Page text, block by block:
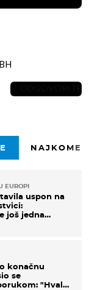
EUROPI
uspon na
još jedna
konačnu
se
"Hvala